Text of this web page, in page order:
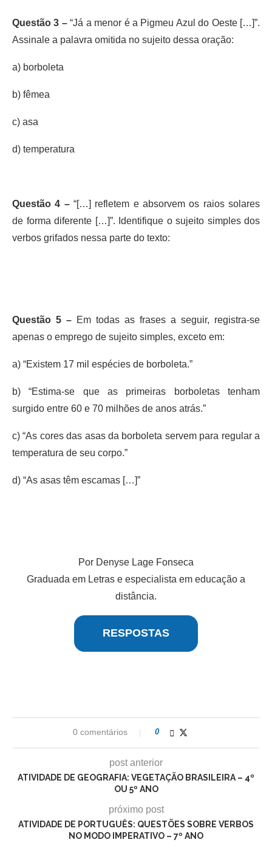
Questão 3 –“Já a menor é a Pigmeu Azul do Oeste […]”.
Assinale a palavra omitida no sujeito dessa oração:
a) borboleta
b) fêmea
c) asa
d) temperatura
Questão 4 – “[…] refletem e absorvem os raios solares
de forma diferente […]”. Identifique o sujeito simples dos
verbos grifados nessa parte do texto:
Questão 5 – Em todas as frases a seguir, registra-se
apenas o emprego de sujeito simples, exceto em:
a) “Existem 17 mil espécies de borboleta.”
b) “Estima-se que as primeiras borboletas tenham
surgido entre 60 e 70 milhões de anos atrás.”
c) “As cores das asas da borboleta servem para regular a
temperatura de seu corpo.”
d) “As asas têm escamas […]”
Por Denyse Lage Fonseca
Graduada em Letras e especialista em educação a
distância.
RESPOSTAS
0 comentários 0
post anterior
ATIVIDADE DE GEOGRAFIA: VEGETAÇÃO BRASILEIRA – 4º
OU 5º ANO
próximo post
ATIVIDADE DE PORTUGUÊS: QUESTÕES SOBRE VERBOS
NO MODO IMPERATIVO – 7º ANO